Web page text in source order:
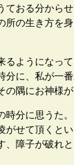
おる分から
の生き方を
ようになっ
に、私が一
隅にお神様
分に思うた
せて頂くと
障子が破れ